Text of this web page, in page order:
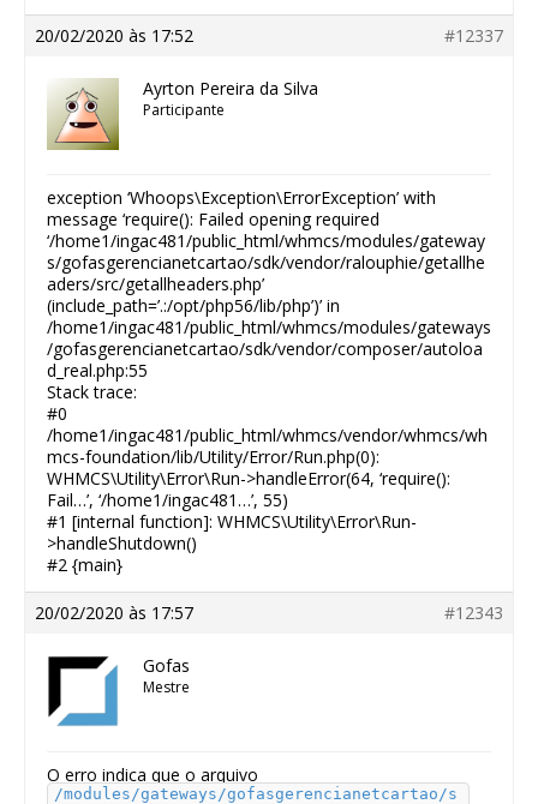
20/02/2020 às 17:52 #12337
Ayrton Pereira da Silva
Participante
exception ‘Whoops\Exception\ErrorException’ with
message ‘require(): Failed opening required
‘/home1/ingac481/public_html/whmcs/modules/gateway
s/gofasgerencianetcartao/sdk/vendor/ralouphie/getallhe
aders/src/getallheaders.php’
(include_path=’.:/opt/php56/lib/php’)’ in
/home1/ingac481/public_html/whmcs/modules/gateways
/gofasgerencianetcartao/sdk/vendor/composer/autoloa
d_real.php:55
Stack trace:
#0
/home1/ingac481/public_html/whmcs/vendor/whmcs/wh
mcs-foundation/lib/Utility/Error/Run.php(0):
WHMCS\Utility\Error\Run->handleError(64, ‘require():
Fail…’, ‘/home1/ingac481…’, 55)
#1 [internal function]: WHMCS\Utility\Error\Run-
>handleShutdown()
#2 {main}
20/02/2020 às 17:57 #12343
Gofas
Mestre
O erro indica que o arquivo
/modules/gateways/gofasgerencianetcartao/s